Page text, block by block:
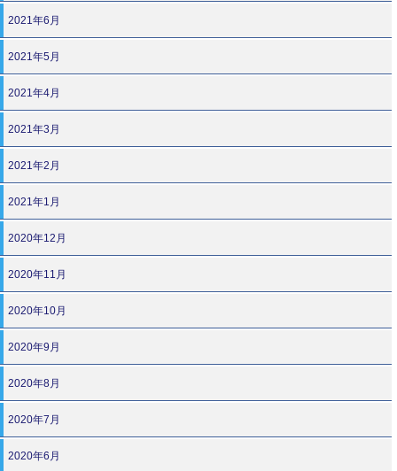
2021年6月
2021年5月
2021年4月
2021年3月
2021年2月
2021年1月
2020年12月
2020年11月
2020年10月
2020年9月
2020年8月
2020年7月
2020年6月